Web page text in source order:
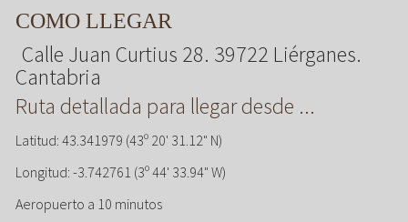
COMO LLEGAR
Calle Juan Curtius 28. 39722 Liérganes.
Cantabria
Ruta detallada para llegar desde ...
Latitud: 43.341979 (43º 20' 31.12" N)
Longitud: -3.742761 (3º 44' 33.94" W)
Aeropuerto a 10 minutos